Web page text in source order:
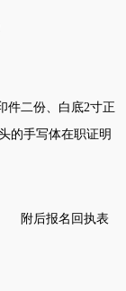
二份、白底2寸正
的手写体在职证明
后报名回执表